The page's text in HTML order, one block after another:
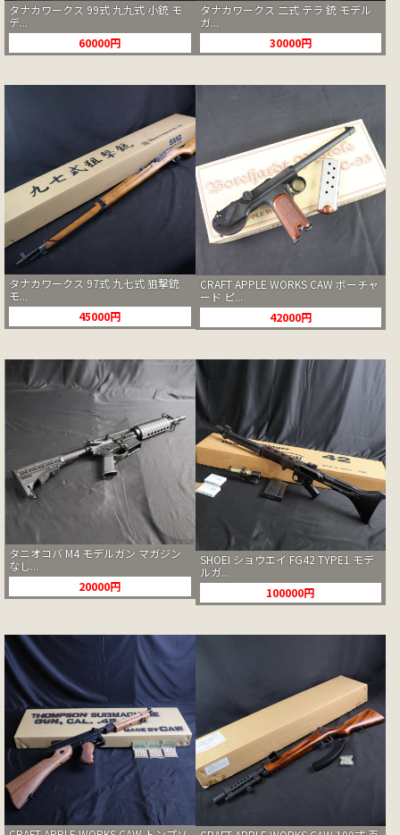
タナカワークス 99式 九九式 小銃 モ
デ...
60000円
タナカワークス 二式 テラ 銃 モデル
ガ...
30000円
タナカワークス 97式 九七式 狙撃銃
モ...
45000円
CRAFT APPLE WORKS CAW ボーチャ
ード ピ...
42000円
タニオコバ M4 モデルガン マガジン
なし...
20000円
SHOEI ショウエイ FG42 TYPE1 モデ
ルガ...
100000円